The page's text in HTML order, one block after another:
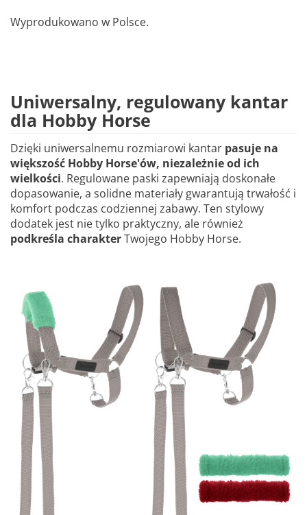
Wyprodukowano w Polsce.
Uniwersalny, regulowany kantar
dla Hobby Horse
Dzięki uniwersalnemu rozmiarowi kantar pasuje na
większość Hobby Horse'ów, niezależnie od ich
wielkości. Regulowane paski zapewniają doskonałe
dopasowanie, a solidne materiały gwarantują trwałość i
komfort podczas codziennej zabawy. Ten stylowy
dodatek jest nie tylko praktyczny, ale również
podkreśla charakterTwojego Hobby Horse.